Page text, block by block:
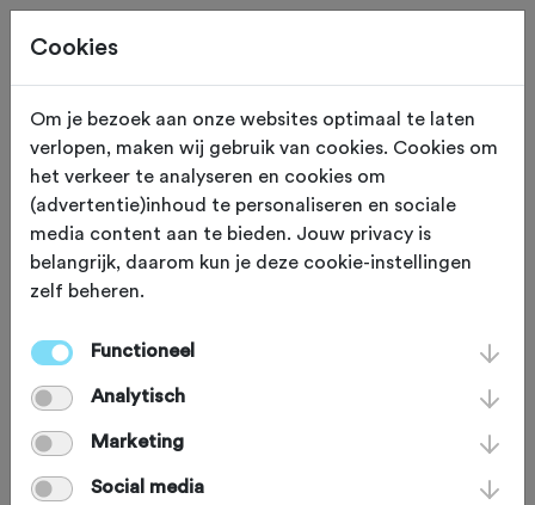
Zevenaar Gelderland
TC de Liemers
Cookies
Om je bezoek aan onze websites optimaal te laten
verlopen, maken wij gebruik van cookies. Cookies om
het verkeer te analyseren en cookies om
(advertentie)inhoud te personaliseren en sociale
media content aan te bieden. Jouw privacy is
belangrijk, daarom kun je deze cookie-instellingen
zelf beheren.
Functioneel
Analytisch
Marketing
Social media